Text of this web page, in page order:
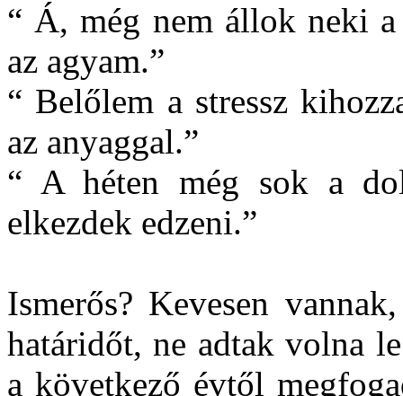
“ Á, még nem állok neki
az agyam.”
“ Belőlem a stressz
az anyaggal.”
“ A héten még sok a
elkezdek edzeni.”
Ismerős? Kevesen
határidőt, ne adtak volna
a következő évtől